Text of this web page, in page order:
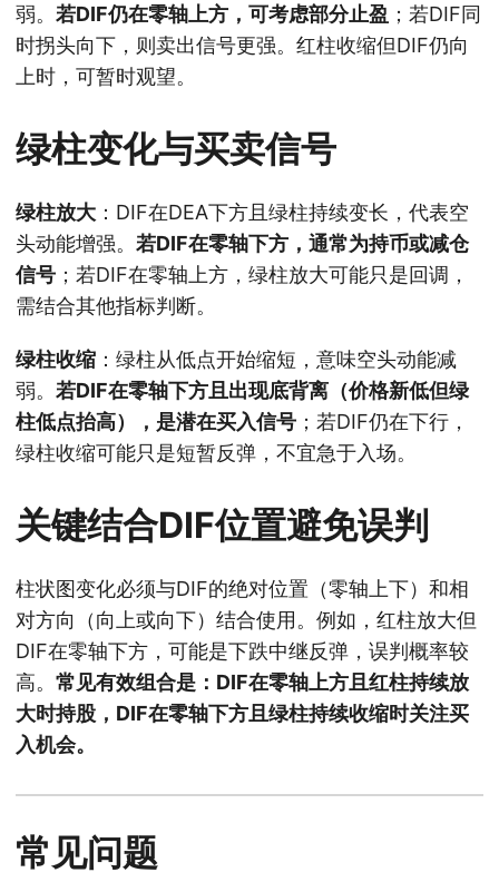
弱。 若DIF仍在零轴上方，可考虑部分止盈 ；若DIF同
时拐头向下，则卖出信号更强。红柱收缩但DIF仍向
上时，可暂时观望。
绿柱变化与买卖信号
绿柱放大 ：DIF在DEA下方且绿柱持续变长，代表空
头动能增强。 若DIF在零轴下方，通常为持币或减仓
信号 ；若DIF在零轴上方，绿柱放大可能只是回调，
需结合其他指标判断。
绿柱收缩 ：绿柱从低点开始缩短，意味空头动能减
弱。 若DIF在零轴下方且出现底背离（价格新低但绿
柱低点抬高），是潜在买入信号 ；若DIF仍在下行，
绿柱收缩可能只是短暂反弹，不宜急于入场。
关键结合DIF位置避免误判
柱状图变化必须与DIF的绝对位置（零轴上下）和相
对方向（向上或向下）结合使用。例如，红柱放大但
DIF在零轴下方，可能是下跌中继反弹，误判概率较
高。 常见有效组合是：DIF在零轴上方且红柱持续放
大时持股，DIF在零轴下方且绿柱持续收缩时关注买
入机会。
常见问题